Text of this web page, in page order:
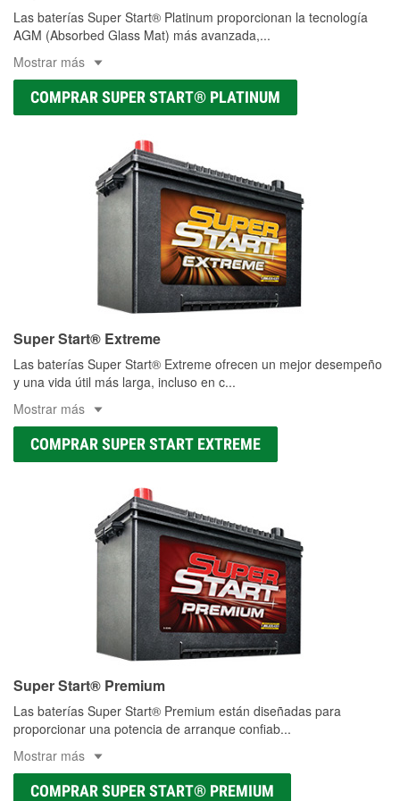
Las baterías Super Start® Platinum proporcionan la tecnología
AGM (Absorbed Glass Mat) más avanzada,...
Mostrar más
COMPRAR SUPER START® PLATINUM
Super Start® Extreme
Las baterías Super Start® Extreme ofrecen un mejor desempeño
y una vida útil más larga, incluso en c...
Mostrar más
COMPRAR SUPER START EXTREME
Super Start® Premium
Las baterías Super Start® Premium están diseñadas para
proporcionar una potencia de arranque confiab...
Mostrar más
COMPRAR SUPER START® PREMIUM